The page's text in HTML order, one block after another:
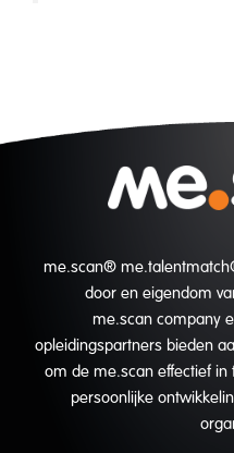
me.scan®
door en eigendom
me.scan company
opleidingspartners bieden
om de me.scan effectief in
persoonlijke